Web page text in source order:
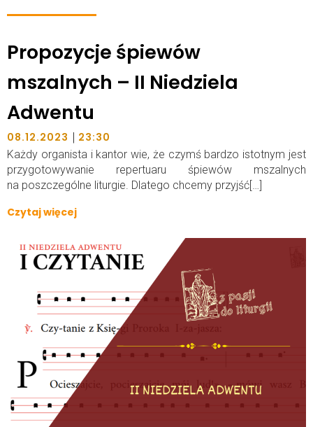
Propozycje śpiewów
mszalnych – II Niedziela
Adwentu
08.12.2023 | 23:30
Każdy organista i kantor wie, że czymś bardzo istotnym jest
przygotowywanie repertuaru śpiewów mszalnych
na poszczególne liturgie. Dlatego chcemy przyjść[…]
Czytaj więcej